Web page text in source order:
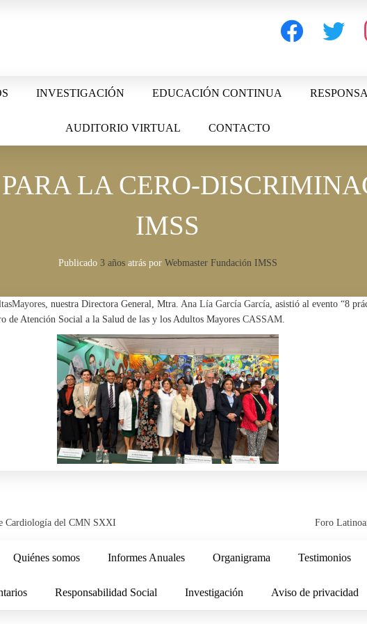
facebook twitter
INVESTIGACIÓN EDUCACIÓN CONTINUA
AUDITORIO VIRTUAL CONTACTO
LA CERO-
IMSS
Publicado 3 añosatrás por Webmaster Fundación IMSS
, nuestra Directora General, Mtra. Ana Lía García García, asistió al evento “8
de Atención Social a la Salud de las y los Adultos Mayores CASSAM.
Cardiología del CMN SXXI Foro
Quiénes somos Informes Anuales Organigrama Testimonios
Responsabilidad Social Investigación Aviso de privacidad